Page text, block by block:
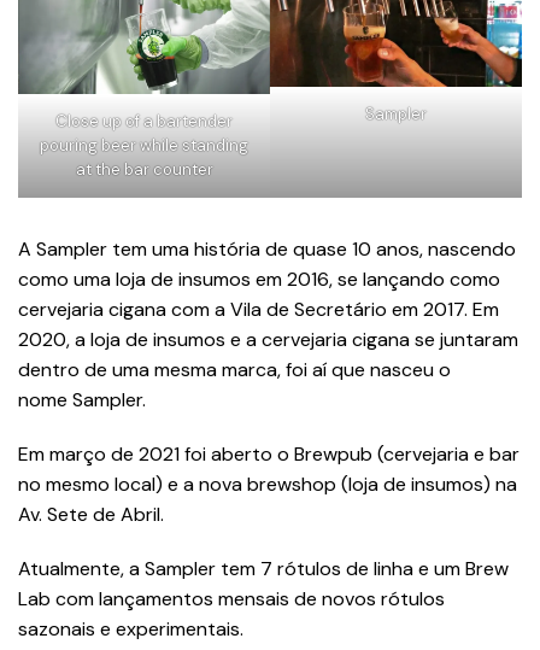
Close up of a bartender
pouring beer while standing
at the bar counter
Sampler
A Sampler tem uma história de quase 10 anos, nascendo
como uma loja de insumos em 2016, se lançando como
cervejaria cigana com a Vila de Secretário em 2017. Em
2020, a loja de insumos e a cervejaria cigana se juntaram
dentro de uma mesma marca, foi aí que nasceu o
nome Sampler.
Em março de 2021 foi aberto o Brewpub (cervejaria e bar
no mesmo local) e a nova brewshop (loja de insumos) na
Av. Sete de Abril.
Atualmente, a Sampler tem 7 rótulos de linha e um Brew
Lab com lançamentos mensais de novos rótulos
sazonais e experimentais.